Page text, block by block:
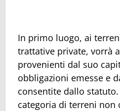
In primo luogo, ai
trattative private, vorrà
provenienti dal suo
obbligazioni emesse e
consentite dallo
categoria di terreni non